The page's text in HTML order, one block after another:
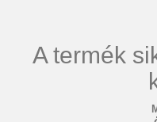
A termék